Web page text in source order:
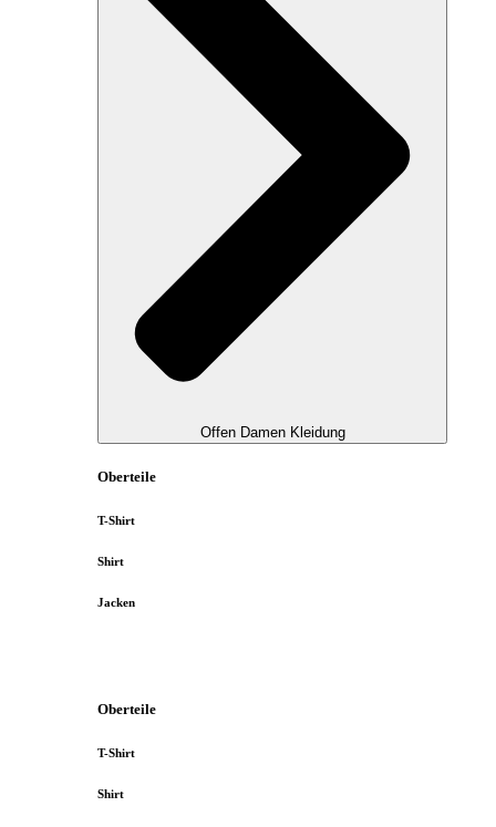
Offen Damen Kleidung
Oberteile
T-Shirt
Shirt
Jacken
Oberteile
T-Shirt
Shirt